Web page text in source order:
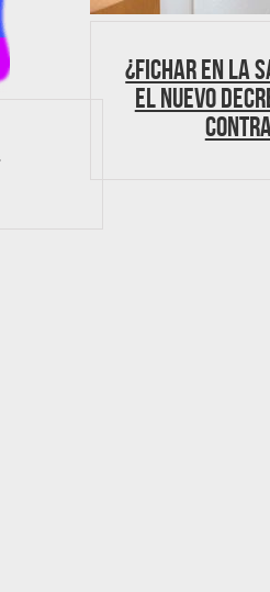
¿Fichar en la
el nuevo